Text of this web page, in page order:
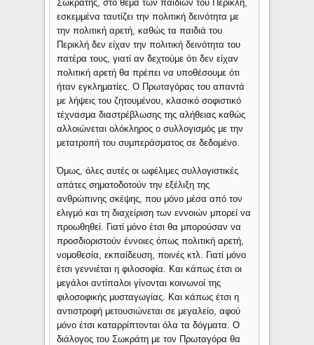
Σωκράτης, στο θέμα των παιδιών του Περικλή,
εσκεμμένα ταυτίζει την πολιτική δεινότητα με
την πολιτική αρετή, καθώς τα παιδιά του
Περικλή δεν είχαν την πολιτική δεινότητα του
πατέρα τους, γιατί αν δεχτούμε ότι δεν είχαν
πολιτική αρετή θα πρέπει να υποθέσουμε ότι
ήταν εγκληματίες. Ο Πρωταγόρας του απαντά
με λήψεις του ζητουμένου, κλασικό σοφιστικό
τέχνασμα διαστρέβλωσης της αλήθειας καθώς
αλλοιώνεται ολόκληρος ο συλλογισμός με την
μετατροπή του συμπεράσματος σε δεδομένο.
Όμως, όλες αυτές οι ωφέλιμες συλλογιστικές
απάτες σηματοδοτούν την εξέλιξη της
ανθρώπινης σκέψης, που μόνο μέσα από τον
ελιγμό και τη διαχείριση των εννοιών μπορεί να
προωθηθεί. Γιατί μόνο έτσι θα μπορούσαν να
προσδιοριστούν έννοιες όπως πολιτική αρετή,
νομοθεσία, εκπαίδευση, ποινές κτλ. Γιατί μόνο
έτσι γεννιέται η φιλοσοφία. Και κάπως έτσι οι
μεγάλοι αντίπαλοι γίνονται κοινωνοί της
φιλοσοφικής μυσταγωγίας. Και κάπως έτσι η
αντιστροφή μετουσιώνεται σε μεγαλείο, αφού
μόνο έτσι καταρρίπτονται όλα τα δόγματα. Ο
διάλογος του Σωκράτη με τον Πρωταγόρα θα